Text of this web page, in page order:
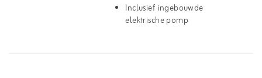
Inclusief ingebouwde
elektrische pomp